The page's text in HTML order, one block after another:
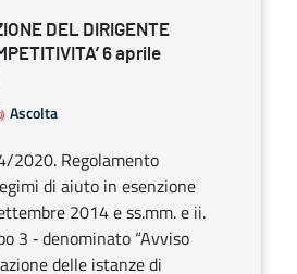
DEL DIRIGENTE
6 aprile
Ascolta
2020. Regolamento
di aiuto in esenzione
2014 e ss.mm. e ii.
3 ‐ denominato “Avviso
delle istanze di